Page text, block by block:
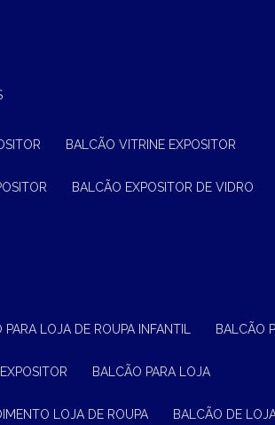
BALCÃO VITRINE EXPOSITOR
BALCÃO EXPOSITOR DE VIDRO
PARA LOJA DE ROUPA INFANTIL BALCÃO
BALCÃO PARA LOJA
LOJA DE ROUPA BALCÃO DE